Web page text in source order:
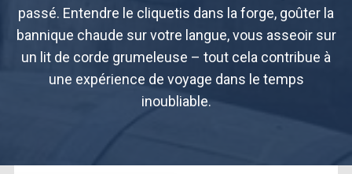
passé. Entendre le cliquetis dans la forge, goûter la
bannique chaude sur votre langue, vous asseoir sur
un lit de corde grumeleuse – tout cela contribue à
une expérience de voyage dans le temps
inoubliable.